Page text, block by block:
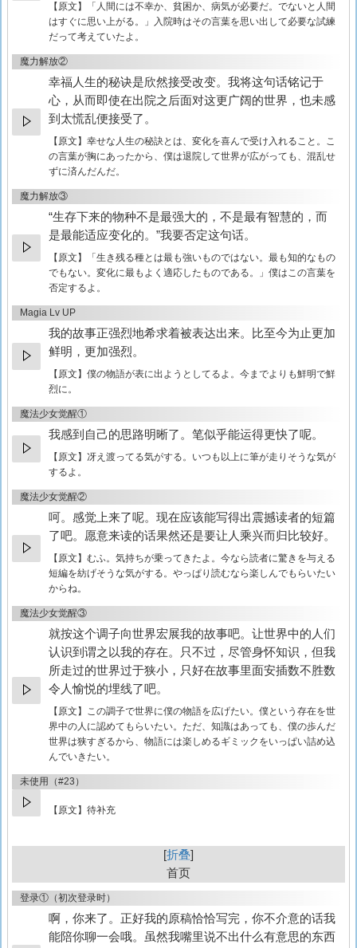
【原文】
「人間には不幸か、貧困か、病気が必要だ。でないと人間
はすぐに思い上がる。」入院時はその言葉を思い出して必要な試練
だって考えていたよ。
魔力解放②
幸福人生的秘诀是欣然接受改变。我将这句话铭记于
心，从而即使在出院之后面对这更广阔的世界，也未感
到太慌乱便接受了。
【原文】 幸せな人生の秘訣とは、変化を喜んで受け入れること。こ
の言葉が胸にあったから、僕は退院して世界が広がっても、混乱せ
ずに済んだんだ。
魔力解放③
“生存下来的物种不是最强大的，不是最有智慧的，而
是最能适应变化的。”我要否定这句话。
【原文】
「生き残る種とは最も強いものではない。最も知的なもの
でもない。変化に最もよく適応したものである。」僕はこの言葉を
否定するよ。
Magia Lv UP
我的故事正强烈地希求着被表达出来。比至今为止更加
鲜明，更加强烈。
【原文】 僕の物語が表に出ようとしてるよ。今までよりも鮮明で鮮
烈に。
魔法少女觉醒①
我感到自己的思路明晰了。笔似乎能运得更快了呢。
【原文】 冴え渡ってる気がする。いつも以上に筆が走りそうな気が
するよ。
魔法少女觉醒②
呵。感觉上来了呢。现在应该能写得出震撼读者的短篇
了吧。愿意来读的话果然还是要让人乘兴而归比较好。
【原文】 むふ。気持ちが乗ってきたよ。今なら読者に驚きを与える
短編を紡げそうな気がする。やっぱり読むなら楽しんでもらいたい
からね。
魔法少女觉醒③
就按这个调子向世界宏展我的故事吧。让世界中的人们
认识到谓之以我的存在。只不过，尽管身怀知识，但我
所走过的世界过于狭小，只好在故事里面安插数不胜数
令人愉悦的埋线了吧。
【原文】 この調子で世界に僕の物語を広げたい。僕という存在を世
界中の人に認めてもらいたい。ただ、知識はあっても、僕の歩んだ
世界は狭すぎるから、物語には楽しめるギミックをいっぱい詰め込
んでいきたい。
未使用（#23）
【原文】待补充
折叠
首页
登录①（初次登录时）
啊，你来了。正好我的原稿恰恰写完，你不介意的话我
能陪你聊一会哦。虽然我嘴里说不出什么有意思的东西